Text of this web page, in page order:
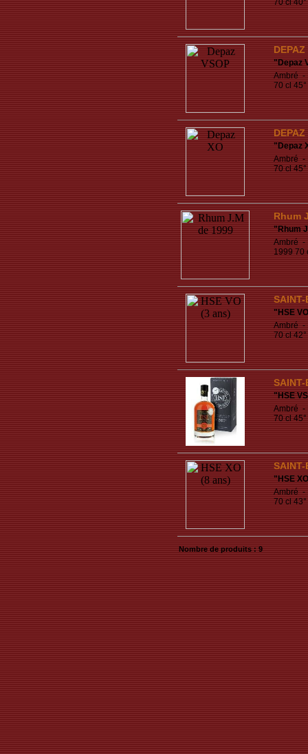
70 cl 40°
DEPAZ
" Depaz
Ambré -
70 cl 45°
DEPAZ
" Depaz
Ambré -
70 cl 45°
Rhum
" Rhum
Ambré -
1999 70
SAINT-
" HSE
Ambré -
70 cl 42°
SAINT-
" HSE
Ambré -
70 cl 45°
SAINT-
" HSE
Ambré -
70 cl 43°
Nombre de produits : 9